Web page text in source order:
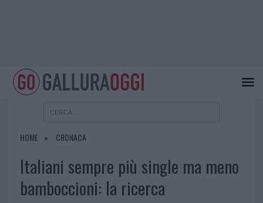
HOME CRONACA
Italiani sempre più single ma meno
bamboccioni: la ricerca